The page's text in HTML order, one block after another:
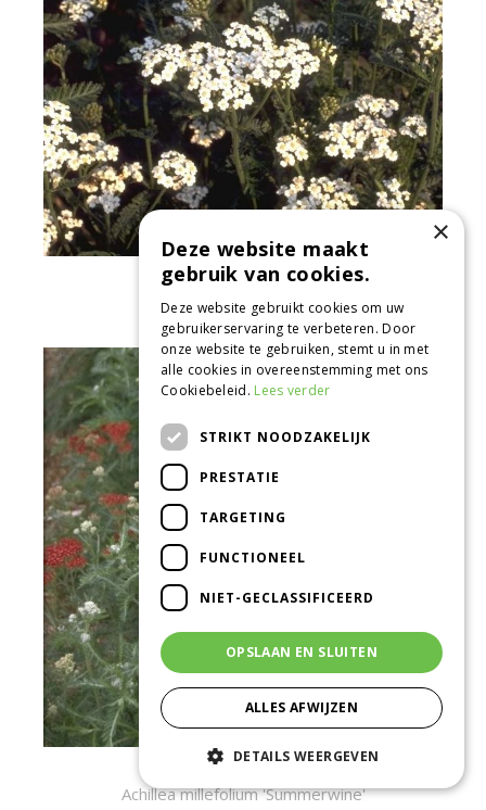
Gewoon duizendblad
Achillea millefolium
Gewoon duizendblad
Achillea millefolium 'Summerwine'
×
Deze website maakt
gebruik van cookies.
Deze website gebruikt cookies om uw
gebruikerservaring te verbeteren. Door
onze website te gebruiken, stemt u in met
alle cookies in overeenstemming met ons
Cookiebeleid. Lees verder
STRIKT NOODZAKELIJK
PRESTATIE
TARGETING
FUNCTIONEEL
NIET-GECLASSIFICEERD
OPSLAAN EN SLUITEN
ALLES AFWIJZEN
DETAILS WEERGEVEN